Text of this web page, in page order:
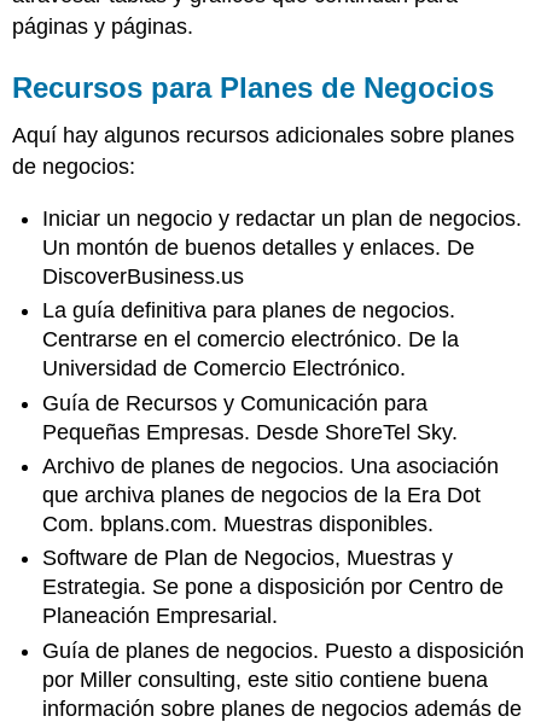
páginas y páginas.
Recursos para Planes de Negocios
Aquí hay algunos recursos adicionales sobre planes
de negocios:
Iniciar un negocio y redactar un plan de negocios.
Un montón de buenos detalles y enlaces. De
DiscoverBusiness.us
La guía definitiva para planes de negocios.
Centrarse en el comercio electrónico. De la
Universidad de Comercio Electrónico.
Guía de Recursos y Comunicación para
Pequeñas Empresas. Desde ShoreTel Sky.
Archivo de planes de negocios. Una asociación
que archiva planes de negocios de la Era Dot
Com. bplans.com. Muestras disponibles.
Software de Plan de Negocios, Muestras y
Estrategia. Se pone a disposición por Centro de
Planeación Empresarial.
Guía de planes de negocios. Puesto a disposición
por Miller consulting, este sitio contiene buena
información sobre planes de negocios además de